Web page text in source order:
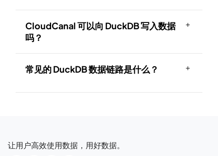
CloudCanal 可以向 DuckDB 写入数据
吗？
常见的 DuckDB 数据链路是什么？
让用户高效使用数据，用好数据。